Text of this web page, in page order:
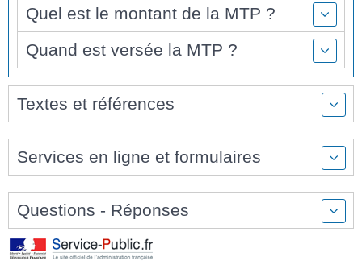
Quel est le montant de la MTP ?
Quand est versée la MTP ?
Textes et références
Services en ligne et formulaires
Questions - Réponses